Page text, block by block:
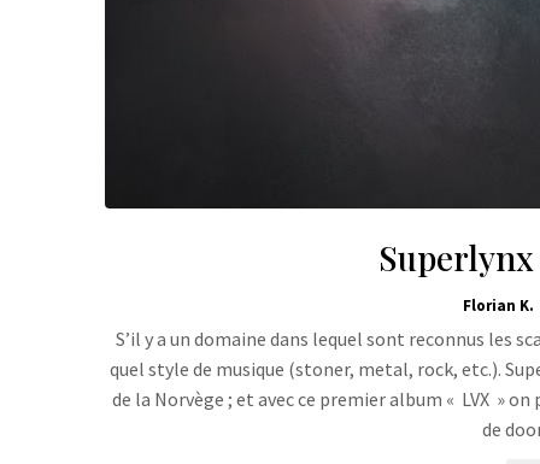
Florian K.
S’il y a un domaine dans lequel sont reconnus les
quel style de musique (stoner, metal, rock, etc.).
de la Norvège ; et avec ce premier album « LVX »
de